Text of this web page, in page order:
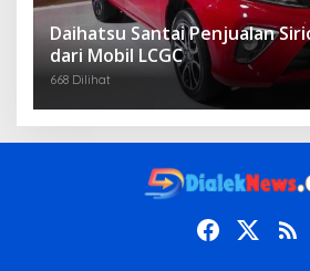
Daihatsu Santai Penjualan
dari Mobil LCGC
668 Dilihat